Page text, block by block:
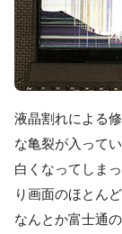
液晶割れによる
な亀裂が入って
白くなってしま
り画面のほとん
なんとか富士通